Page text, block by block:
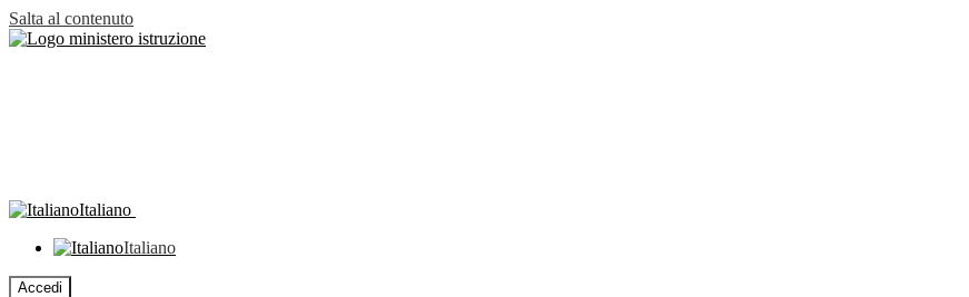
Salta al contenuto
Italiano
Italiano
Accedi